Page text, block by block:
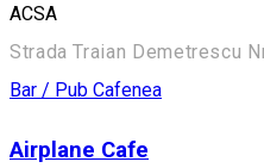
ACSA
Strada Traian Demetrescu
Bar / Pub Cafenea
Airplane Cafe